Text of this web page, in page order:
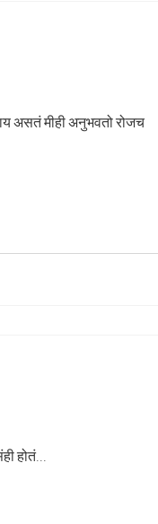
मीही पाहिलेत काही पावसाळे अन उन्हाच्या झळाही सोसल्यात सल काय असतं मीही अनुभवतो रोजच
असंही होतं...